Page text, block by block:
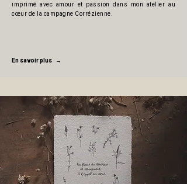
imprimé avec amour et passion dans mon atelier au
cœur de la campagne Corrézienne.
En savoir plus →